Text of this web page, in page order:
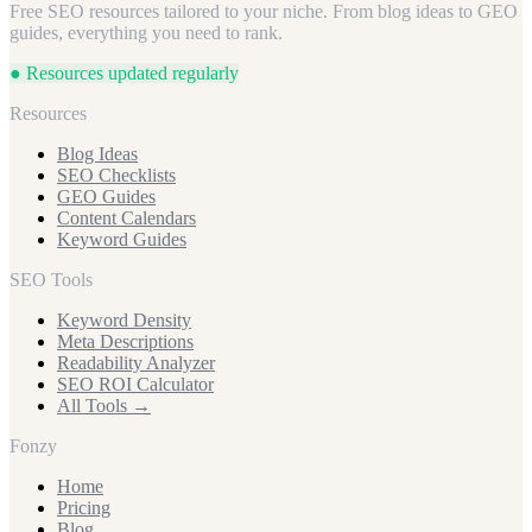
Vlaanderen en Brussel. Wij begrijpen dat je creatief bent, maar vaak
geen tijd of expertise hebt voor digitale marketing, en automatiseren
Free SEO resources tailored to your niche. From blog ideas to GEO
guides, everything you need to rank.
● Resources updated regularly
Resources
Blog Ideas
SEO Checklists
GEO Guides
Content Calendars
Keyword Guides
SEO Tools
Keyword Density
Meta Descriptions
Readability Analyzer
SEO ROI Calculator
All Tools →
Fonzy
Home
Pricing